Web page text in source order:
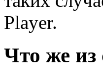
Player.
Что же из